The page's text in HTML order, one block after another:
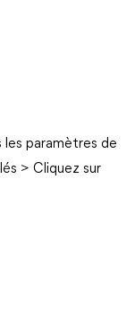
les paramètres de
> Cliquez sur